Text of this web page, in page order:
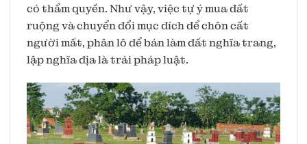
có thẩm quyền. Như vậy, việc tự ý mua đất
ruộng và chuyển đổi mục đích để chôn cất
người mất, phân lô để bán làm đất nghĩa trang,
lập nghĩa địa là trái pháp luật.